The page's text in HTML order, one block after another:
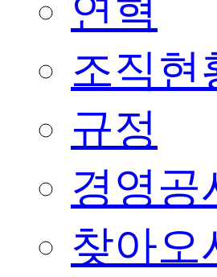
연혁
조직현
규정
경영공
찾아오